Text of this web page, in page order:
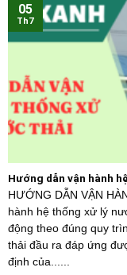
Hướng dẫn vận hành
HƯỚNG DẪN VẬN
hành hệ thống xử lý
động theo đúng quy
thải đầu ra đáp ứng
định của......
05
Th7